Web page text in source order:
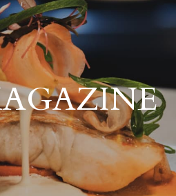
WEBマガジン